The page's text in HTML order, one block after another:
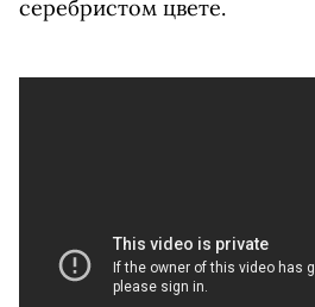
серебристом цвете.